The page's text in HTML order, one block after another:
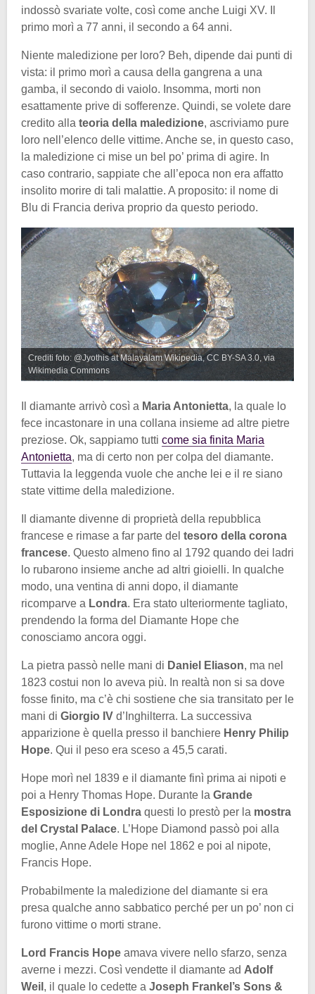
indossò svariate volte, così come anche Luigi XV. Il
primo morì a 77 anni, il secondo a 64 anni.
Niente maledizione per loro? Beh, dipende dai punti di
vista: il primo morì a causa della gangrena a una
gamba, il secondo di vaiolo. Insomma, morti non
esattamente prive di sofferenze. Quindi, se volete dare
credito alla teoria della maledizione, ascriviamo pure
loro nell’elenco delle vittime. Anche se, in questo caso,
la maledizione ci mise un bel po’ prima di agire. In
caso contrario, sappiate che all’epoca non era affatto
insolito morire di tali malattie. A proposito: il nome di
Blu di Francia deriva proprio da questo periodo.
Crediti foto: @Jyothis at Malayalam Wikipedia, CC BY-SA 3.0, via
Wikimedia Commons
Il diamante arrivò così a Maria Antonietta, la quale lo
fece incastonare in una collana insieme ad altre pietre
preziose. Ok, sappiamo tutti come sia finita Maria
Antonietta, ma di certo non per colpa del diamante.
Tuttavia la leggenda vuole che anche lei e il re siano
state vittime della maledizione.
Il diamante divenne di proprietà della repubblica
francese e rimase a far parte del tesoro della corona
francese. Questo almeno fino al 1792 quando dei ladri
lo rubarono insieme anche ad altri gioielli. In qualche
modo, una ventina di anni dopo, il diamante
ricomparve a Londra. Era stato ulteriormente tagliato,
prendendo la forma del Diamante Hope che
conosciamo ancora oggi.
La pietra passò nelle mani di Daniel Eliason, ma nel
1823 costui non lo aveva più. In realtà non si sa dove
fosse finito, ma c’è chi sostiene che sia transitato per le
mani di Giorgio IV d’Inghilterra. La successiva
apparizione è quella presso il banchiere Henry Philip
Hope. Qui il peso era sceso a 45,5 carati.
Hope morì nel 1839 e il diamante finì prima ai nipoti e
poi a Henry Thomas Hope. Durante la Grande
Esposizione di Londra questi lo prestò per la mostra
del Crystal Palace. L’Hope Diamond passò poi alla
moglie, Anne Adele Hope nel 1862 e poi al nipote,
Francis Hope.
Probabilmente la maledizione del diamante si era
presa qualche anno sabbatico perché per un po’ non ci
furono vittime o morti strane.
Lord Francis Hope amava vivere nello sfarzo, senza
averne i mezzi. Così vendette il diamante ad Adolf
Weil , il quale lo cedette a Joseph Frankel’s Sons &